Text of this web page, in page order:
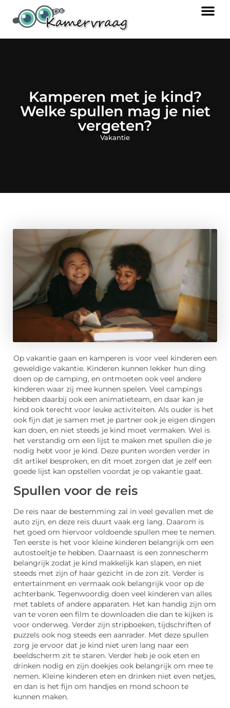
Kamperen met je kind?
Welke spullen mag je niet
vergeten?
Vakantie
Op vakantie gaan en kamperen is voor veel kinderen een
geweldige vakantie. Kinderen kunnen lekker hun ding
doen op de camping, en ontmoeten ook veel andere
kinderen waar zij mee kunnen spelen. Veel campings
hebben daarbij ook een animatieteam, en daar kan je
kind ook terecht voor leuke activiteiten. Als ouder is het
ook fijn dat je samen met je partner ook je eigen dingen
kan doen, en niet steeds je kind moet vermaken. Wel is
het verstandig om een lijst te maken met spullen die je
nodig hebt voor je kind. Deze punten worden verder in
dit artikel besproken, en dit moet zorgen dat je zelf een
goede lijst kan opstellen voordat je op vakantie gaat.
Spullen voor de reis
De reis naar de bestemming zal in veel gevallen met de
auto zijn, en deze reis duurt vaak erg lang. Daarom is
het goed om hiervoor voldoende spullen mee te nemen.
Ten eerste is het voor kleine kinderen belangrijk om een
autostoeltje te hebben. Daarnaast is een zonnescherm
belangrijk zodat je kind makkelijk kan slapen, en niet
steeds met zijn of haar gezicht in de zon zit. Verder is
entertainment en vermaak ook belangrijk voor op de
achterbank. Tegenwoordig doen veel kinderen van alles
met tablets of andere apparaten. Het kan handig zijn om
van te voren een film te downloaden die dan te kijken is
voor onderweg. Verder zijn stripboeken, tijdschriften of
puzzels ook nog steeds een aanrader. Met deze spullen
zorg je ervoor dat je kind niet uren lang naar een
beeldscherm zit te staren. Verder heb je ook eten en
drinken nodig en zijn doekjes ook belangrijk om mee te
nemen. Kleine kinderen eten en drinken niet even netjes,
en dan is het fijn om handjes en mond schoon te
kunnen maken.